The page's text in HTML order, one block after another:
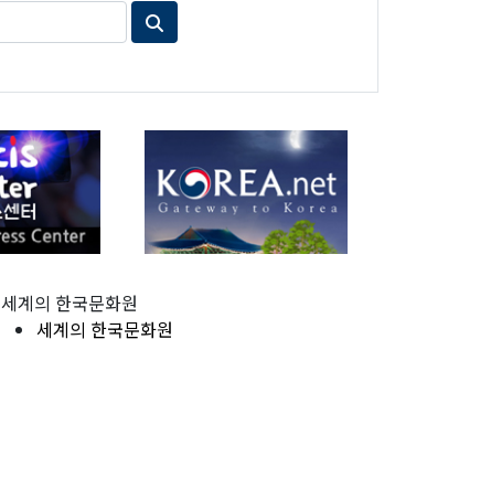
세계의 한국문화원
세계의 한국문화원